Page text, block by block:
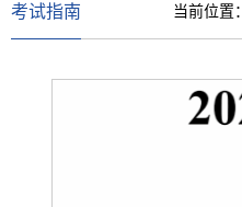
当前位置：
考试指南